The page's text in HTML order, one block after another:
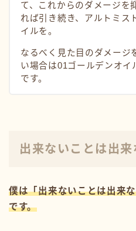
て、これからのダメージを
れば引き続き、アルトミス
イルを。
なるべく見た目のダメージ
い場合は01ゴールデンオイ
です。
出来ないことは出来
僕は「出来ないことは出来
です。